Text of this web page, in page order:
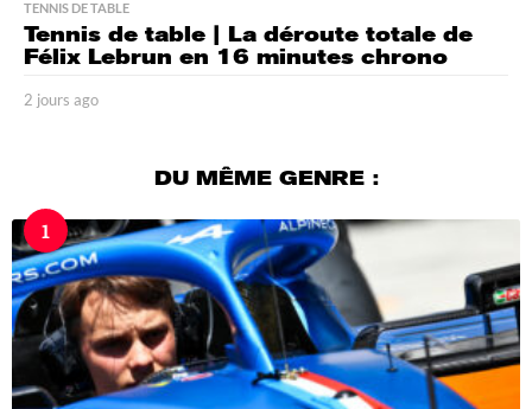
TENNIS DE TABLE
Tennis de table | La déroute totale de
Félix Lebrun en 16 minutes chrono
2 jours ago
a
g
o
DU MÊME GENRE :
1